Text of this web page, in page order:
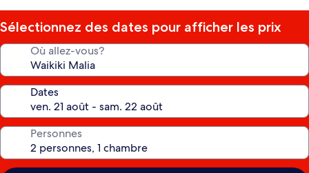
Sélectionnez des dates pour afficher les prix
Où allez-vous?
Dates
Personnes